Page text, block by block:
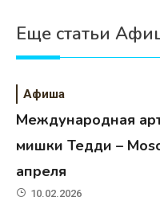
Еще статьи
Афиша
Международная
мишки Тедди –
апреля
10.02.2026